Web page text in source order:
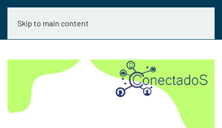
Skip to main content